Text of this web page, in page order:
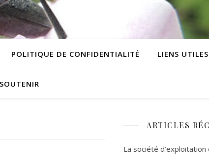
POLITIQUE DE CONFIDENTIALITÉ LIENS UTILES
ARTICLES
La société d’exploitation